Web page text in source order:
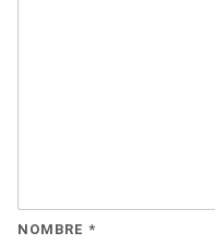
NOMBRE *